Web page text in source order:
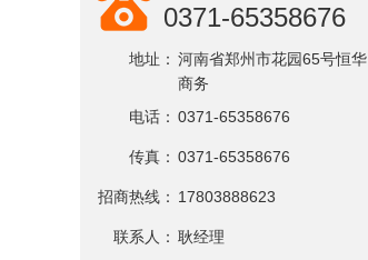
0371-65358676
地址： 河南省郑州市花园65号恒华
商务
电话： 0371-65358676
传真： 0371-65358676
招商热线： 17803888623
联系人： 耿经理